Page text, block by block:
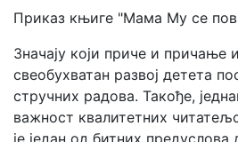
Приказ књиге "Мама Му се
Значају који приче и причање
свеобухватан развој детета
стручних радова. Такође,
важност квалитетних